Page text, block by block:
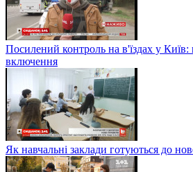
Посилений контроль на в'їздах у
включення
Як навчальні заклади готуються до